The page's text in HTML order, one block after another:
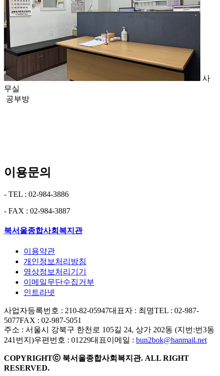
사
무실
공부방
이용문의
- TEL : 02-984-3886
- FAX : 02-984-3887
북서울종합사회복지관
이용약관
개인정보처리방침
영상정보처리기기
이메일무단수집거부
인트라넷
사업자등록번호 : 210-82-05947대표자 : 최명TEL : 02-987-
5077FAX : 02-987-5051
주소 : 서울시 강북구 한천로 105길 24, 상가 202동 (지번:번3동
241번지)우편번호 : 01229대표이메일 : bun2bok@hanmail.net
COPYRIGHTⓒ 북서울종합사회복지관. ALL RIGHT
RESERVED.